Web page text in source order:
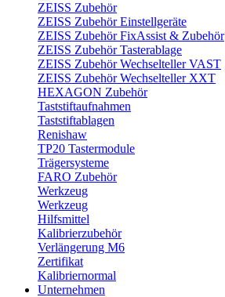
ZEISS Zubehör
ZEISS Zubehör Einstellgeräte
ZEISS Zubehör FixAssist & Zubehör
ZEISS Zubehör Tasterablage
ZEISS Zubehör Wechselteller VAST
ZEISS Zubehör Wechselteller XXT
HEXAGON Zubehör
Taststiftaufnahmen
Taststiftablagen
Renishaw
TP20 Tastermodule
Trägersysteme
FARO Zubehör
Werkzeug
Werkzeug
Hilfsmittel
Kalibrierzubehör
Verlängerung M6
Zertifikat
Kalibriernormal
Unternehmen